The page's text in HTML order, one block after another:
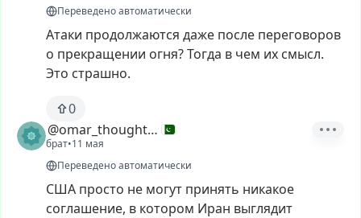
Переведено автоматически
Атаки продолжаются даже после переговоров
о прекращении огня?Тогда в чем их смысл.
Это страшно.
0
@omar_thoughts22
брат•11 мая
Переведено автоматически
США просто не могут принять никакое
соглашение, в котором Иран выглядит